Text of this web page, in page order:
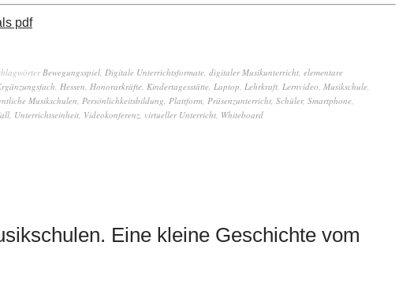
pdf
Bewegungsspiel Digitale Unterrichtsformate digitaler Musikunterricht elementare
Hessen Honorarkräfte Kindertagesstätte Laptop Lehrkraft Lernvideo Musikschule
Musikschulen Persönlichkeitsbildung Plattform Präsenzunterricht Schüler, Smartphone
Unterrichtseinheit Videokonferenz virtueller Unterricht Whiteboard
Eine kleine Geschichte vom